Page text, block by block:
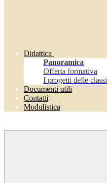
Didattica
Panoramica
Offerta formativa
I progetti delle classi
Documenti utili
Contatti
Modulistica